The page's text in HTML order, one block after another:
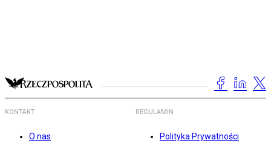
KONTAKT
O nas
REGULAMIN
Polityka Prywatności